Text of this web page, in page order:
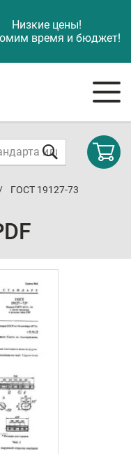
Низкие цены!
время и бюджет!
ГОСТ 19127-73